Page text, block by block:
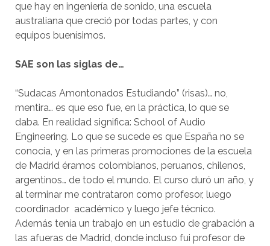
que hay en ingeniería de sonido, una escuela
australiana que creció por todas partes, y con
equipos buenísimos.
SAE son las siglas de…
“Sudacas Amontonados Estudiando” (risas)… no,
mentira… es que eso fue, en la práctica, lo que se
daba. En realidad significa: School of Audio
Engineering. Lo que se sucede es que España no se
conocía, y en las primeras promociones de la escuela
de Madrid éramos colombianos, peruanos, chilenos,
argentinos… de todo el mundo. El curso duró un año, y
al terminar me contrataron como profesor, luego
coordinador académico y luego jefe técnico.
Además tenía un trabajo en un estudio de grabación a
las afueras de Madrid, donde incluso fui profesor de